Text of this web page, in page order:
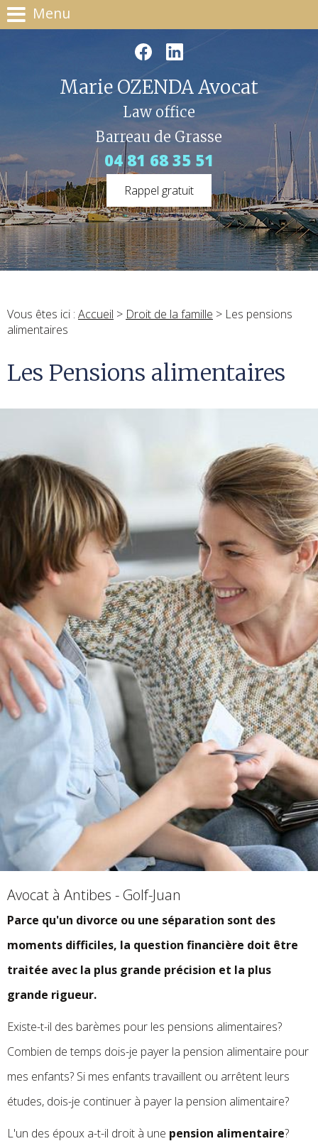
Menu
Marie OZENDA Avocat
Law office
Barreau de Grasse
04 81 68 35 51
Rappel gratuit
Vous êtes ici : Accueil > Droit de la famille > Les pensions
alimentaires
Les Pensions alimentaires
Avocat à Antibes - Golf-Juan
Parce qu'un divorce ou une séparation sont des
moments difficiles, la question financière doit être
traitée avec la plus grande précision et la plus
grande rigueur.
Existe-t-il des barèmes pour les pensions alimentaires?
Combien de temps dois-je payer la pension alimentaire pour
mes enfants? Si mes enfants travaillent ou arrêtent leurs
études, dois-je continuer à payer la pension alimentaire?
L'un des époux a-t-il droit à une pension alimentaire?